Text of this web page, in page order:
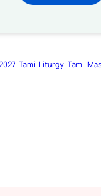
Tamil Liturgy Tamil